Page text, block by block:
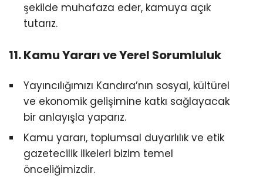
şekilde muhafaza eder, kamuya açık
tutarız.
11. Kamu Yararı ve Yerel Sorumluluk
Yayıncılığımızı Kandıra’nın sosyal, kültürel
ve ekonomik gelişimine katkı sağlayacak
bir anlayışla yaparız.
Kamu yararı, toplumsal duyarlılık ve etik
gazetecilik ilkeleri bizim temel
önceliğimizdir.